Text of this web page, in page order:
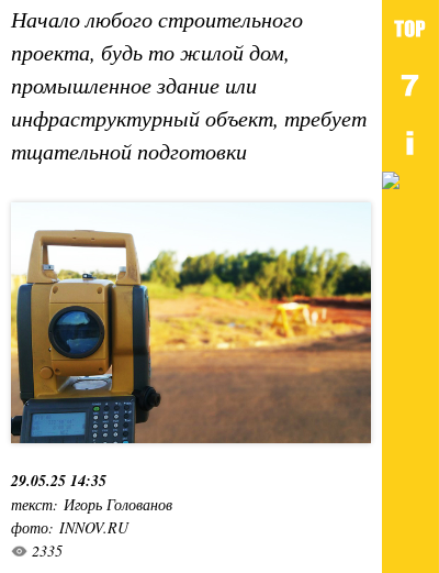
Начало любого строительного
проекта, будь то жилой дом,
промышленное здание или
инфраструктурный объект, требует
тщательной подготовки
29.05.25 14:35
текст: Игорь Голованов
фото: INNOV.RU
2335